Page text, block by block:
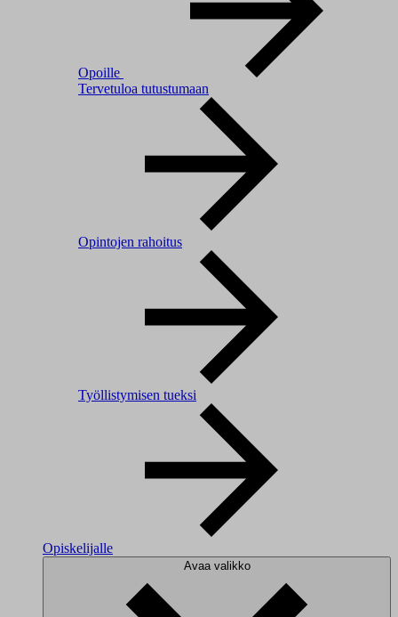
Opoille
Tervetuloa tutustumaan
Opintojen rahoitus
Työllistymisen tueksi
Opiskelijalle
Avaa valikko